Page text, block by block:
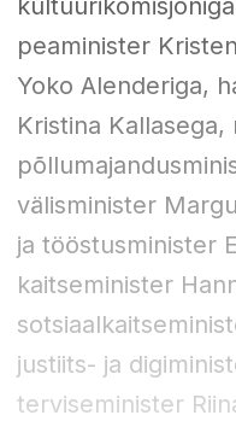
peaminister
Yoko Alenderiga,
Kristina Kallasega,
välisminister
ja tööstusminister
kaitseminister
justiits- ja
terviseminister